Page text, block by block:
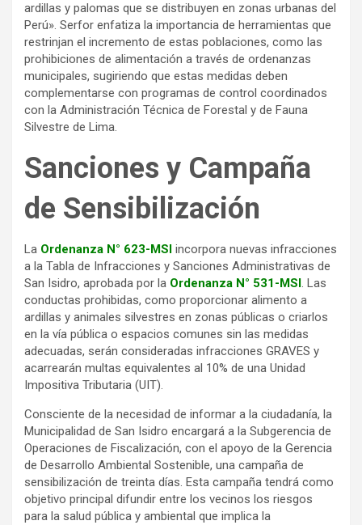
ardillas y palomas que se distribuyen en zonas urbanas del
Perú». Serfor enfatiza la importancia de herramientas que
restrinjan el incremento de estas poblaciones, como las
prohibiciones de alimentación a través de ordenanzas
municipales, sugiriendo que estas medidas deben
complementarse con programas de control coordinados
con la Administración Técnica de Forestal y de Fauna
Silvestre de Lima.
Sanciones y Campaña
de Sensibilización
La Ordenanza N° 623-MSI incorpora nuevas infracciones
a la Tabla de Infracciones y Sanciones Administrativas de
San Isidro, aprobada por la Ordenanza N° 531-MSI. Las
conductas prohibidas, como proporcionar alimento a
ardillas y animales silvestres en zonas públicas o criarlos
en la vía pública o espacios comunes sin las medidas
adecuadas, serán consideradas infracciones GRAVES y
acarrearán multas equivalentes al 10% de una Unidad
Impositiva Tributaria (UIT).
Consciente de la necesidad de informar a la ciudadanía, la
Municipalidad de San Isidro encargará a la Subgerencia de
Operaciones de Fiscalización, con el apoyo de la Gerencia
de Desarrollo Ambiental Sostenible, una campaña de
sensibilización de treinta días. Esta campaña tendrá como
objetivo principal difundir entre los vecinos los riesgos
para la salud pública y ambiental que implica la